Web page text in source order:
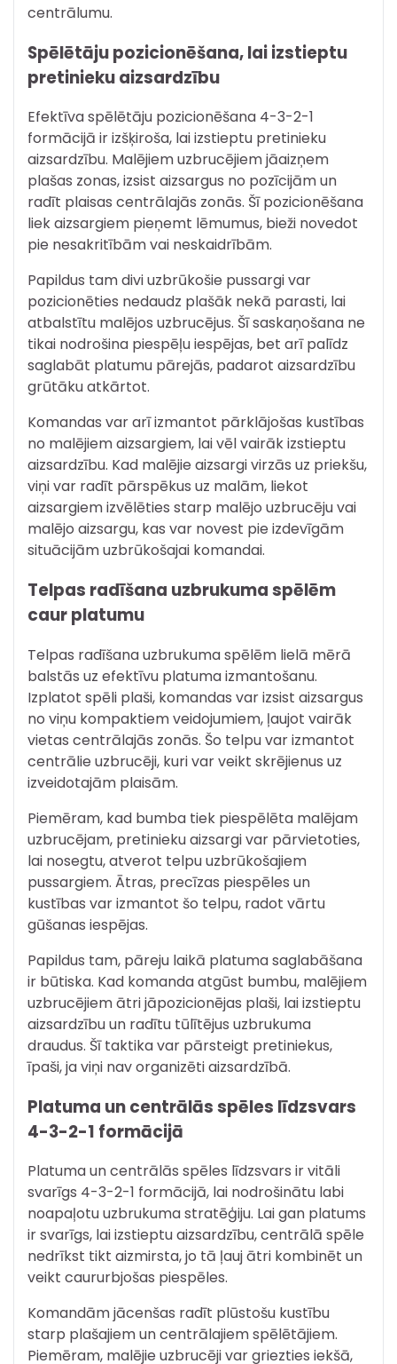
centrālumu.
Spēlētāju pozicionēšana, lai izstieptu
pretinieku aizsardzību
Efektīva spēlētāju pozicionēšana 4-3-2-1
formācijā ir izšķiroša, lai izstieptu pretinieku
aizsardzību. Malējiem uzbrucējiem jāaizņem
plašas zonas, izsist aizsargus no pozīcijām un
radīt plaisas centrālajās zonās. Šī pozicionēšana
liek aizsargiem pieņemt lēmumus, bieži novedot
pie nesakritībām vai neskaidrībām.
Papildus tam divi uzbrūkošie pussargi var
pozicionēties nedaudz plašāk nekā parasti, lai
atbalstītu malējos uzbrucējus. Šī saskaņošana ne
tikai nodrošina piespēļu iespējas, bet arī palīdz
saglabāt platumu pārejās, padarot aizsardzību
grūtāku atkārtot.
Komandas var arī izmantot pārklājošas kustības
no malējiem aizsargiem, lai vēl vairāk izstieptu
aizsardzību. Kad malējie aizsargi virzās uz priekšu,
viņi var radīt pārspēkus uz malām, liekot
aizsargiem izvēlēties starp malējo uzbrucēju vai
malējo aizsargu, kas var novest pie izdevīgām
situācijām uzbrūkošajai komandai.
Telpas radīšana uzbrukuma spēlēm
caur platumu
Telpas radīšana uzbrukuma spēlēm lielā mērā
balstās uz efektīvu platuma izmantošanu.
Izplatot spēli plaši, komandas var izsist aizsargus
no viņu kompaktiem veidojumiem, ļaujot vairāk
vietas centrālajās zonās. Šo telpu var izmantot
centrālie uzbrucēji, kuri var veikt skrējienus uz
izveidotajām plaisām.
Piemēram, kad bumba tiek piespēlēta malējam
uzbrucējam, pretinieku aizsargi var pārvietoties,
lai nosegtu, atverot telpu uzbrūkošajiem
pussargiem. Ātras, precīzas piespēles un
kustības var izmantot šo telpu, radot vārtu
gūšanas iespējas.
Papildus tam, pāreju laikā platuma saglabāšana
ir būtiska. Kad komanda atgūst bumbu, malējiem
uzbrucējiem ātri jāpozicionējas plaši, lai izstieptu
aizsardzību un radītu tūlītējus uzbrukuma
draudus. Šī taktika var pārsteigt pretiniekus,
īpaši, ja viņi nav organizēti aizsardzībā.
Platuma un centrālās spēles līdzsvars
4-3-2-1 formācijā
Platuma un centrālās spēles līdzsvars ir vitāli
svarīgs 4-3-2-1 formācijā, lai nodrošinātu labi
noapaļotu uzbrukuma stratēģiju. Lai gan platums
ir svarīgs, lai izstieptu aizsardzību, centrālā spēle
nedrīkst tikt aizmirsta, jo tā ļauj ātri kombinēt un
veikt caururbjošas piespēles.
Komandām jācenšas radīt plūstošu kustību
starp plašajiem un centrālajiem spēlētājiem.
Piemēram, malējie uzbrucēji var griezties iekšā,